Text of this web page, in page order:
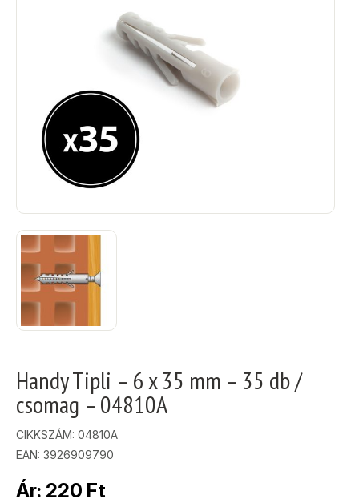
Handy Tipli – 6 x 35 mm – 35 db /
csomag – 04810A
CIKKSZÁM: 04810A
EAN: 3926909790
Ár: 220 Ft